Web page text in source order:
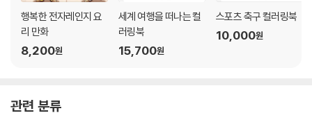
31. 다알리아 (*Dahlia*)
32. 나리꽃 / 백합 (*Lily*)
34. 데이지 (*Daisy*)
행복한 전자레인지 요
리 만화
8,200원
세계 여행을 떠나는 컬
러링북
15,700원
스포츠 축구 컬러링북
10,000원
관련 분류